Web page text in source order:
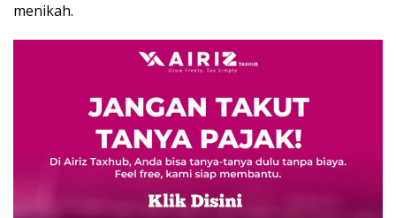
menikah.